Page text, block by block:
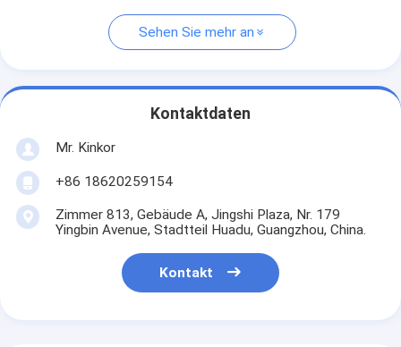
Sehen Sie mehr an
Kontaktdaten
Mr. Kinkor
+86 18620259154
Zimmer 813, Gebäude A, Jingshi Plaza, Nr. 179
Yingbin Avenue, Stadtteil Huadu, Guangzhou, China.
Kontakt